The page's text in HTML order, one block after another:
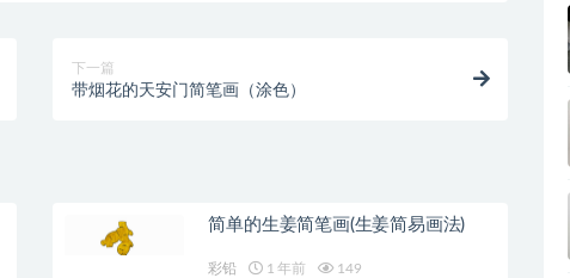
下一篇
带烟花的天安门简笔画（涂色）
简单的生姜简笔画(生姜简易画法)
彩铅 1 年前 149